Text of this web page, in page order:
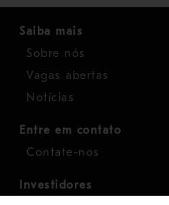
Saiba mais
Sobre nós
Vagas abertas
Notícias
Entre em contato
Contate-nos
Investidores